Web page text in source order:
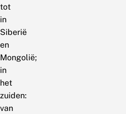
tot
in
Siberië
en
Mongolië;
in
het
zuiden:
van